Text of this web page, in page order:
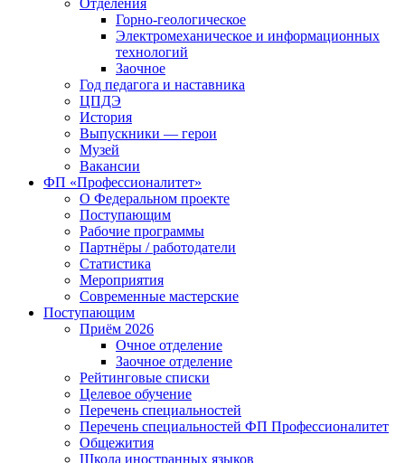
Отделения
Горно-геологическое
Электромеханическое и информационных
технологий
Заочное
Год педагога и наставника
ЦПДЭ
История
Выпускники — герои
Музей
Вакансии
ФП «Профессионалитет»
О Федеральном проекте
Поступающим
Рабочие программы
Партнёры / работодатели
Статистика
Мероприятия
Современные мастерские
Поступающим
Приём 2026
Очное отделение
Заочное отделение
Рейтинговые списки
Целевое обучение
Перечень специальностей
Перечень специальностей ФП Профессионалитет
Общежития
Школа иностранных языков